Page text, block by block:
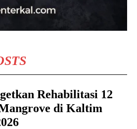
Rehabilitasi 12
di Kaltim